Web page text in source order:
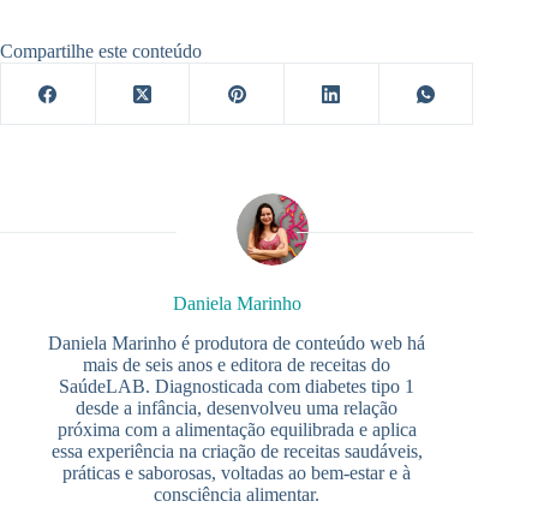
Compartilhe este conteúdo
Daniela Marinho
Daniela Marinho é produtora de conteúdo web há
mais de seis anos e editora de receitas do
SaúdeLAB. Diagnosticada com diabetes tipo 1
desde a infância, desenvolveu uma relação
próxima com a alimentação equilibrada e aplica
essa experiência na criação de receitas saudáveis,
práticas e saborosas, voltadas ao bem-estar e à
consciência alimentar.